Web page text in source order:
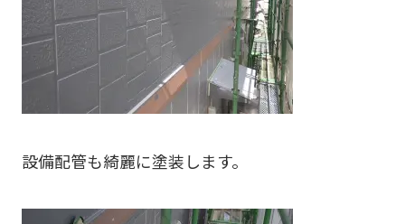
設備配管も綺麗に塗装します。